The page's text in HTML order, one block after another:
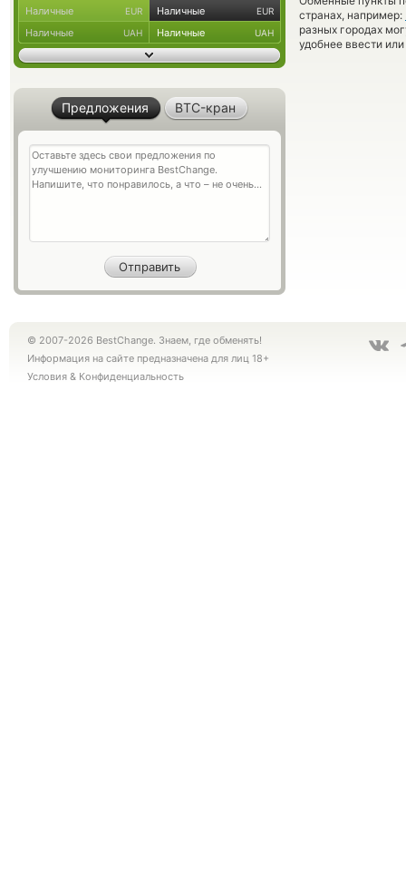
странах, например:
разных городах
удобнее ввести
Наличные EUR Наличные EUR
Наличные UAH Наличные UAH
Предложения BTC-кран
© 2007-2026 BestChange. Знаем, где обменять!
Информация на сайте предназначена для лиц 18+
Условия & Конфиденциальность